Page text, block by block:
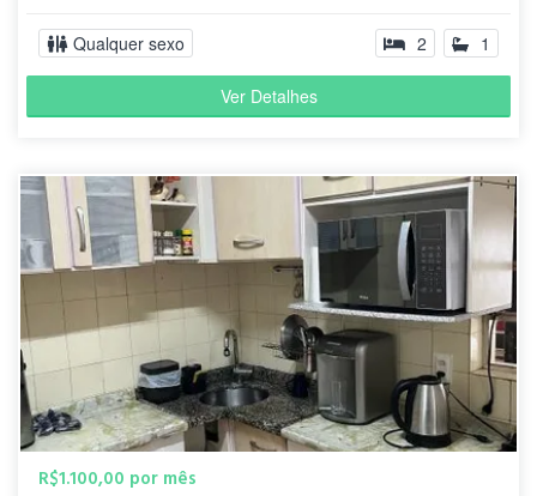
Qualquer sexo 2 1
Ver Detalhes
R$1.100,00 por mês